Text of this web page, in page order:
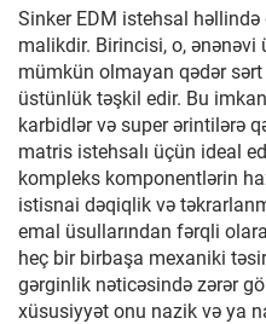
Sinker EDM istehsal
malikdir. Birincisi, o, ənənəvi
mümkün olmayan qədər
üstünlük təşkil edir. Bu
karbidlər və super ərintilərə
matris istehsalı üçün ideal
kompleks komponentlərin
istisnai dəqiqlik və
emal üsullarından fərqli
heç bir birbaşa mexaniki
gərginlik nəticəsində zərər
xüsusiyyət onu nazik və ya